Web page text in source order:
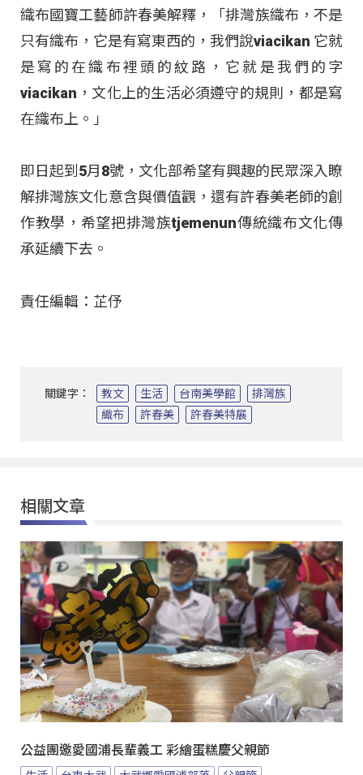
織布國寶工藝師許春美解釋，「排灣族織布，不是
只有織布，它是有寫東西的，我們說viacikan 它就
是寫的在織布裡頭的紋路，它就是我們的字
viacikan，文化上的生活必須遵守的規則，都是寫
在織布上。」
即日起到5月8號，文化部希望有興趣的民眾深入瞭
解排灣族文化意含與價值觀，還有許春美老師的創
作教學，希望把排灣族tjemenun傳統織布文化傳
承延續下去。
責任編輯：芷伃
關鍵字： 教文 生活 台南美學館
排灣族
織布
許春美 許春美特展
相關文章
公益團邀愛國浦長輩義工 彩繪蛋糕慶父親節